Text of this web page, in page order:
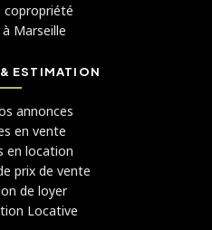
copropriété
Marseille
ESTIMATION
annonces
en vente
en location
prix de vente
de loyer
Locative